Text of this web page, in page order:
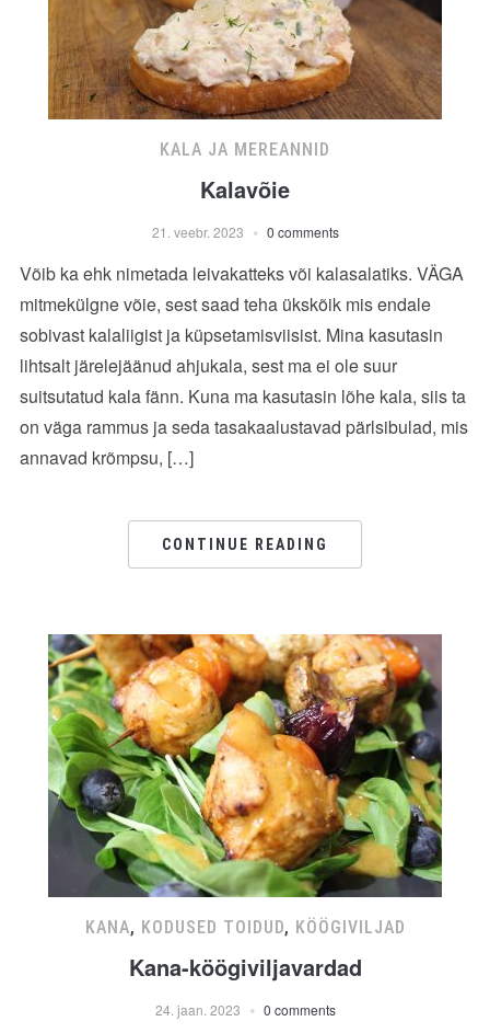
KALA JA MEREANNID
Kalavõie
21. veebr. 2023 0 comments
Võib ka ehk nimetada leivakatteks või kalasalatiks. VÄGA
mitmekülgne võie, sest saad teha ükskõik mis endale
sobivast kalaliigist ja küpsetamisviisist. Mina kasutasin
lihtsalt järelejäänud ahjukala, sest ma ei ole suur
suitsutatud kala fänn. Kuna ma kasutasin lõhe kala, siis ta
on väga rammus ja seda tasakaalustavad pärlsibulad, mis
annavad krõmpsu, […]
CONTINUE READING
KANA, KODUSED TOIDUD, KÖÖGIVILJAD
Kana-köögiviljavardad
24. jaan. 2023 0 comments